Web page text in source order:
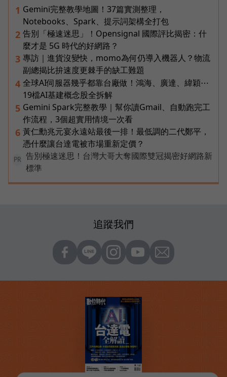
1 Gemini完整教學地圖！37篇實測整理，
Notebooks、Spark、提示詞架構全打包
2 告別「極速迷思」！Opensignal 國際評比揭密：什
麼才是 5G 時代的好網路？
3 專訪｜進貨沒變快，momo為何仍導入機器人？物流
副總揭比拚速度更棘手的缺工難題
4 全球AI伺服器幾乎都靠台廠做！鴻海、廣達、緯穎⋯
19檔AI基建概念股全拆解
5 Gemini Spark完整教學｜幫你讀Gmail、自動跑完工
作流程，3個超實用情境一次看
6 黃仁勳兆元宴永遠站最後一排！最低調的二代鄭平，
憑什麼讓台達電被市場重新定價？
PR
告別極速迷思！台灣大哥大奪國際雙冠揭密好網路新
標準
追蹤我們